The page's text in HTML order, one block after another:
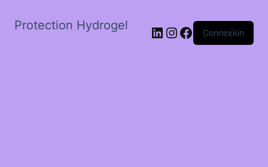
Protection Hydrogel LinkedIn
Instagram
Facebook
Connexion